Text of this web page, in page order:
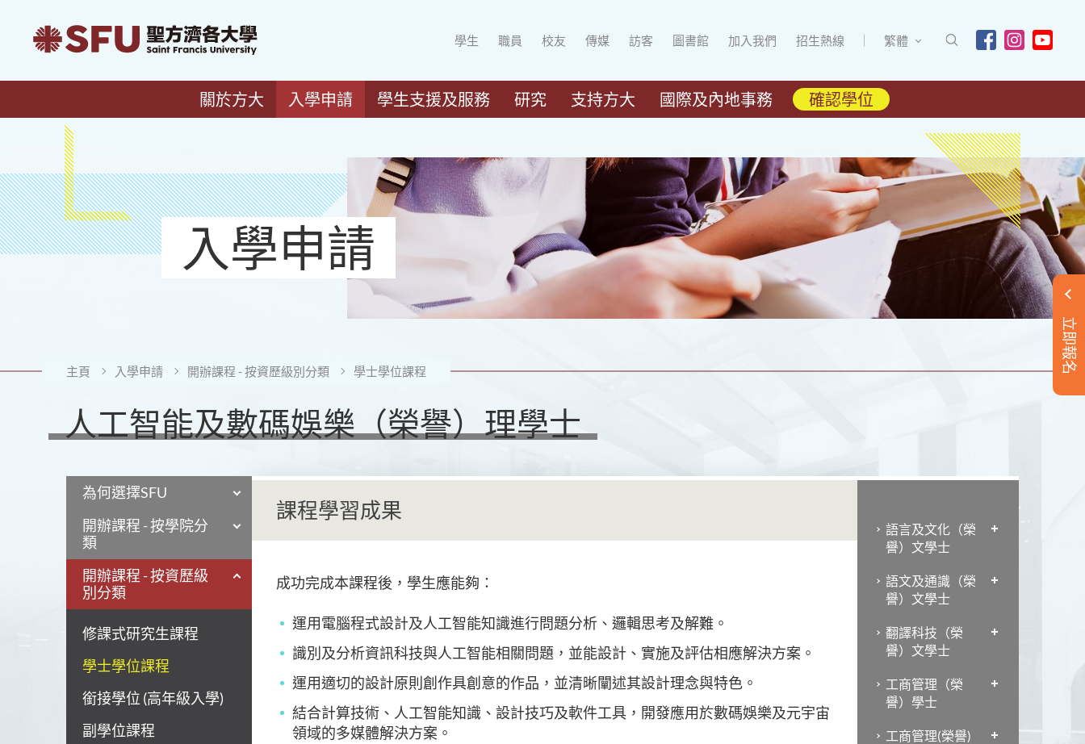
學生 職員 校友 傳媒 訪客 圖書館 加入我們 招生熱線 繁體
關於方大 入學申請 學生支援及服務 研究 支持方大 國際及內地事務 確認學位
立即報名
入學申請
主頁 入學申請 開辦課程 - 按資歷級別分類 學士學位課程
人工智能及數碼娛樂（榮譽）理學士
為何選擇SFU
開辦課程 - 按學院分
類
開辦課程 - 按資歷級
別分類
修課式研究生課程
學士學位課程
銜接學位 (高年級入學)
副學位課程
課程學習成果
成功完成本課程後，學生應能夠：
運用電腦程式設計及人工智能知識進行問題分析、邏輯思考及解難。
識別及分析資訊科技與人工智能相關問題，並能設計、實施及評估相應解決方案。
運用適切的設計原則創作具創意的作品，並清晰闡述其設計理念與特色。
結合計算技術、人工智能知識、設計技巧及軟件工具，開發應用於數碼娛樂及元宇宙
領域的多媒體解決方案。
語言及文化（榮
譽）文學士
語文及通識（榮
譽）文學士
翻譯科技（榮
譽）文學士
工商管理（榮
譽）學士
工商管理(榮譽)